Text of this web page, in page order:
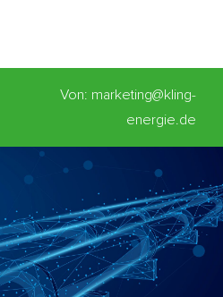
Von: marketing@kling-
energie.de